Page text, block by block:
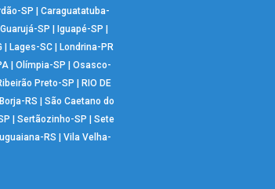
SP | Caraguatatuba-
Guarujá-SP | Iguapé-SP |
| Lages-SC| Londrina-PR
| Olímpia-SP | Osasco-
Preto-SP | RIO DE
RS | São Caetano do
| Sertãozinho-SP | Sete
RS | Vila Velha-